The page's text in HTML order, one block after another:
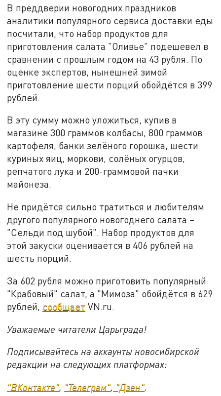
В преддверии новогодних праздников
аналитики популярного сервиса доставки еды
посчитали, что набор продуктов для
приготовления салата "Оливье" подешевел в
сравнении с прошлым годом на 43 рубля. По
оценке экспертов, нынешней зимой
приготовление шести порций обойдётся в 399
рублей.
В эту сумму можно уложиться, купив в
магазине 300 граммов колбасы, 800 граммов
картофеля, банки зелёного горошка, шести
куриных яиц, моркови, солёных огурцов,
репчатого лука и 200-граммовой пачки
майонеза.
Не придётся сильно тратиться и любителям
другого популярного новогоднего салата –
"Сельди под шубой". Набор продуктов для
этой закуски оценивается в 406 рублей на
шесть порций.
За 602 рубля можно приготовить популярный
"Крабовый" салат, а "Мимоза" обойдётся в 629
рублей, сообщает VN.ru.
Уважаемые читатели Царьграда!
Подписывайтесь на аккаунты новосибирской
редакции на следующих платформах:
"ВКонтакте", "Телеграм", "Дзен".